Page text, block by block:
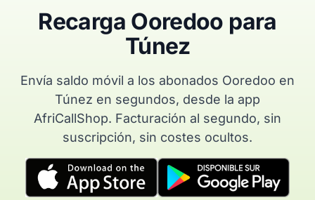
Recarga Ooredoo para
Túnez
Envía saldo móvil a los abonados Ooredoo en
Túnez en segundos, desde la app
AfriCallShop. Facturación al segundo, sin
suscripción, sin costes ocultos.